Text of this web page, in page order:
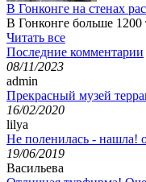
В Гонконге на стенах
В Гонконге больше 1200
Читать все
Последние комментарии
08/11/2023
admin
Прекрасный музей
16/02/2020
lilya
Не поленилась - нашла!
19/06/2019
Васильева